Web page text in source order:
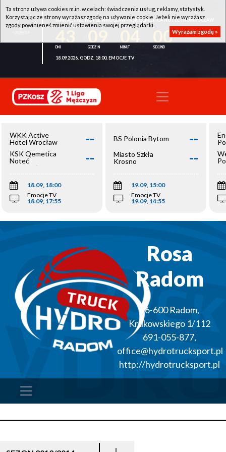
WKK ACTIVE HOTEL WROCŁAW - KSK QEMETICA NOTEĆ INOWROCŁAW
00
18.09.2026, GODZ. 18:00, EMOCJE TV
WKK Active
Hotel Wrocław
--
KSK Qemetica
Noteć
Inowrocław
--
18.09, 18:00
Emocje TV
18.09, 17:55
BS Polonia Bytom --
Miasto Szkła
Krosno
--
19.09, 15:00
Emocje TV
19.09, 14:55
Rosa
Radom
26-600 Radom,
Krukowskiego 1/112
691-055-877,
office@hydrotrucksport.pl
http://hydrotrucksport.pl
Ta strona używa cookies m.in. w celach: świadczenia usług, reklamy, statystyk.
Korzystając ze strony wyrażasz zgodę na używanie cookie. Jeżeli nie wyrażasz
zgody powinieneś zmienić ustawienia swojej przeglądarki.
Wyrażam zgodę »